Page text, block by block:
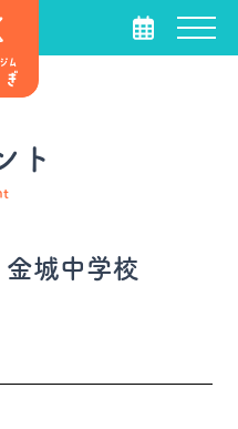
ト
城中学校